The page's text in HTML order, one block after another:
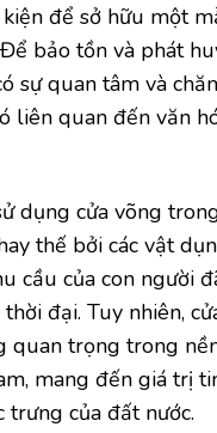
để sở hữu một
bảo tồn và phát
sự quan tâm và
liên quan đến văn
dụng cửa võng
thế bởi các vật
cầu của con người
đại. Tuy nhiên,
quan trọng trong
mang đến giá trị
của đất nước.